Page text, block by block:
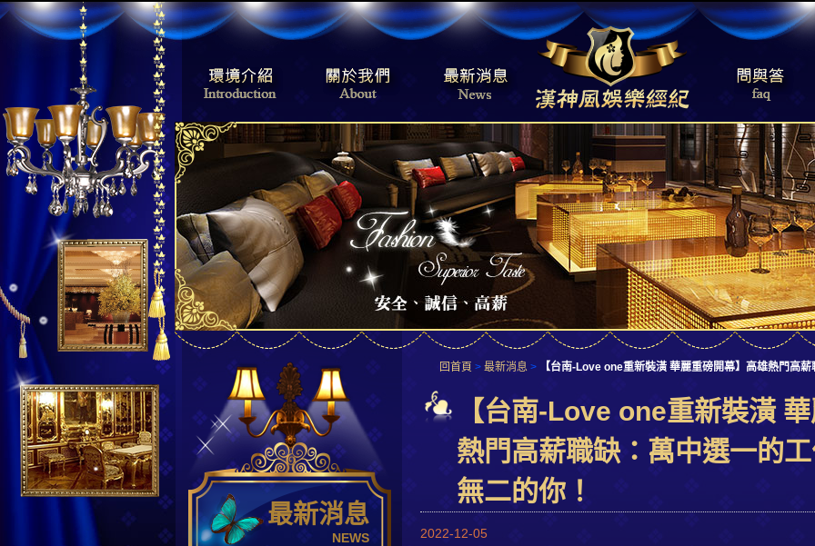
最新消息
NEWS
回首頁 > 最新消息 > 【台南-Love one重新裝潢 華麗重磅開幕】高雄熱門高
【台南-Love one重新裝潢
熱門高薪職缺：萬中選一的
無二的你！
2022-12-05